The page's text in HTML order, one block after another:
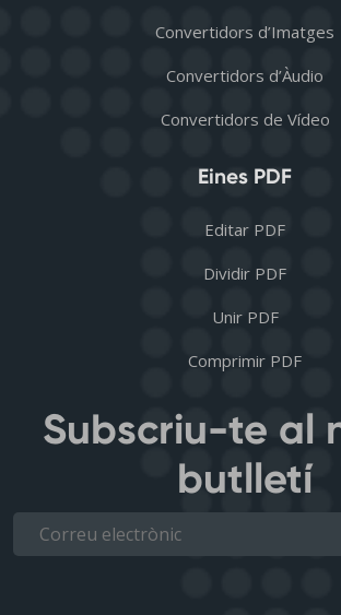
Convertidors d’Imatges
Convertidors d’Àudio
Convertidors de Vídeo
Eines PDF
Editar PDF
Dividir PDF
Unir PDF
Comprimir PDF
Subscriu-te al
butlletí